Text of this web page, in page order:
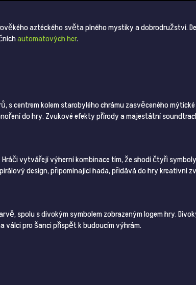
aztéckého světa plného mystiky a dobrodružství.
automatových her.
s centrem kolem starobylého chrámu zasvěceného
do hry. Zvukové efekty přírody a majestátní
vytvářejí výherní kombinace tím, že shodí čtyři
design, připomínající hada, přidává do hry kreativní
spolu s divokým symbolem zobrazeným logem hry.
válci pro šanci přispět k budoucím výhrám.